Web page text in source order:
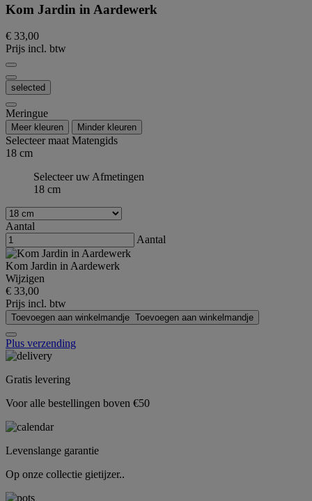
Kom Jardin in Aardewerk
€ 33,00
Prijs incl. btw
selected
Meringue
Meer kleuren Minder kleuren
Selecteer maatMatengids
18 cm
Selecteer uw Afmetingen
18 cm
Aantal
Aantal
Kom Jardin in Aardewerk
Wijzigen
€ 33,00
Prijs incl. btw
Toevoegen aan winkelmandje Toevoegen aan winkelmandje
Plus verzending
Gratis levering
Voor alle bestellingen boven €50
Levenslange garantie
Op onze collectie gietijzer..